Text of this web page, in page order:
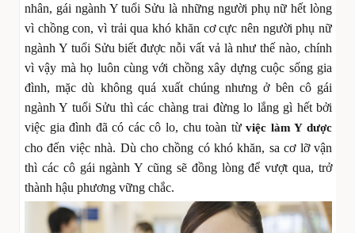
nhân, gái ngành Y tuổi Sửu là những người phụ nữ hết lòng
vì chồng con, vì trải qua khó khăn cơ cực nên người phụ nữ
ngành Y tuổi Sửu biết được nỗi vất vả là như thế nào, chính
vì vậy mà họ luôn cùng với chồng xây dựng cuộc sống gia
đình, mặc dù không quá xuất chúng nhưng ở bên cô gái
ngành Y tuổi Sửu thì các chàng trai đừng lo lắng gì hết bởi
việc gia đình đã có các cô lo, chu toàn từviệc làm Y dược
cho đến việc nhà. Dù cho chồng có khó khăn, sa cơ lỡ vận
thì các cô gái ngành Y cũng sẽ đồng lòng để vượt qua, trở
thành hậu phương vững chắc.